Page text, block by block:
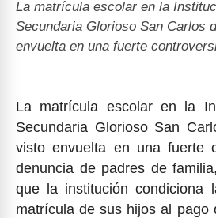
La matrícula escolar en la
Secundaria Glorioso San Carlos
envuelta en una fuerte
La matrícula escolar en la
Secundaria Glorioso San
visto envuelta en una fuerte
denuncia de padres de
que la institución condiciona
matrícula de sus hijos al pago